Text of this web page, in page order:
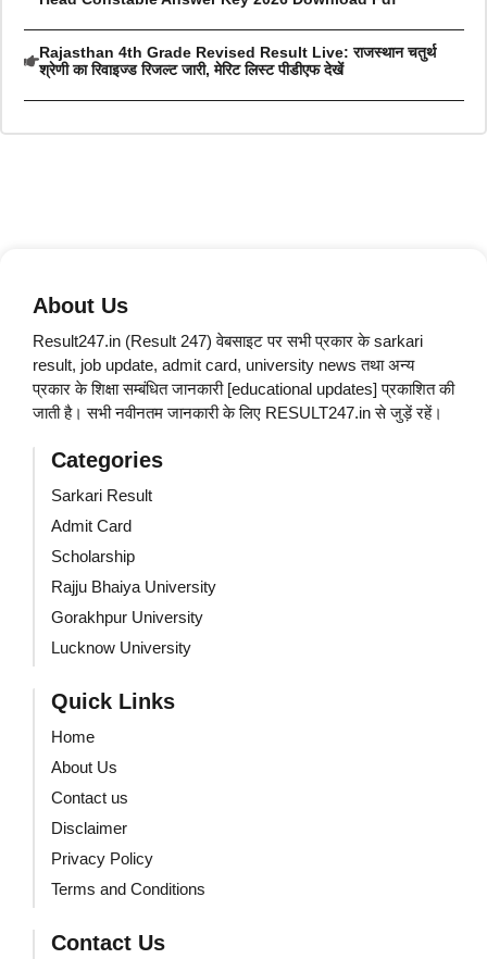
Rajasthan 4th Grade Revised Result Live: राजस्थान चतुर्थ
श्रेणी का रिवाइज्ड रिजल्ट जारी, मेरिट लिस्ट पीडीएफ देखें
About Us
Result247.in (Result 247) वेबसाइट पर सभी प्रकार के sarkari
result, job update, admit card, university news तथा अन्य
प्रकार के शिक्षा सम्बंधित जानकारी [educational updates] प्रकाशित की
जाती है। सभी नवीनतम जानकारी के लिए RESULT247.in से जुड़ें रहें।
Categories
Sarkari Result
Admit Card
Scholarship
Rajju Bhaiya University
Gorakhpur University
Lucknow University
Quick Links
Home
About Us
Contact us
Disclaimer
Privacy Policy
Terms and Conditions
Contact Us